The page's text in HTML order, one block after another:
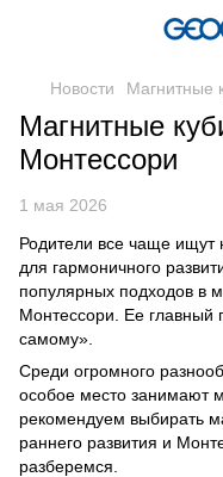
Новости Магнитные
Магнитные
Монтессори
1 мая 2026
Родители все чаще ищут
для гармоничного
популярных подходов в
Монтессори. Ее главный
самому».
Среди огромного
особое место занимают
рекомендуем выбирать
раннего развития и
разберемся.